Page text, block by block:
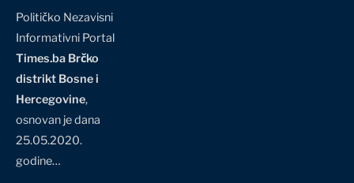
Političko Nezavisni
Informativni Portal
Times.ba Brčko
distrikt Bosne i
Hercegovine,
osnovan je dana
25.05.2020.
godine…